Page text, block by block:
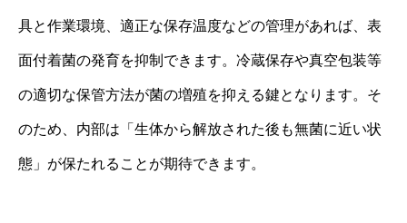
具と作業環境、適正な保存温度などの管理があれば、表
面付着菌の発育を抑制できます。冷蔵保存や真空包装等
の適切な保管方法が菌の増殖を抑える鍵となります。そ
のため、内部は「生体から解放された後も無菌に近い状
態」が保たれることが期待できます。